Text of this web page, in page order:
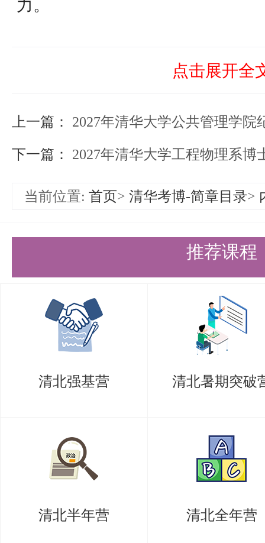
力。
高等研究院研究生招生工作领导
依据，综合考虑具体招生情况和
生名额确定推荐名单，报学校研
如因不可抗力影响，导致招生工
未尽事宜参见《清华大学2027年
本院相关的实施细则。
五、信息查询、申诉及联系方式
清华大学研究生招生信息网址：
www.ias.tsinghua.edu.cn
对我院2027年博士研究生招生有
进行申诉，申诉联系方式：
点击展开全
上一篇： 2027年清华大学公共管理学院纪
下一篇： 2027年清华大学工程物理系博
当前位置: 首页> 清华考博-简章目录>
推荐课程
清北强基营 清北暑期突破
清北半年营 清北全年营